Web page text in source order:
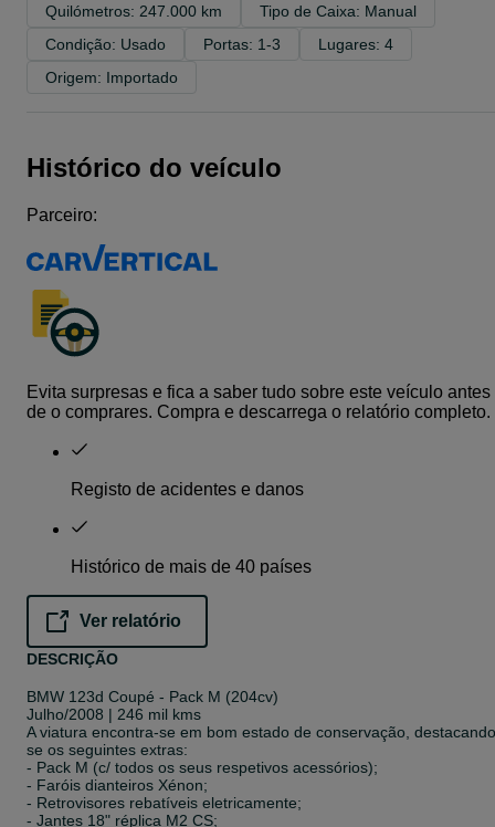
Quilómetros: 247.000 km
Tipo de Caixa: Manual
Condição: Usado
Portas: 1-3
Lugares: 4
Origem: Importado
Histórico do veículo
Parceiro:
Evita surpresas e fica a saber tudo sobre este veículo antes
de o comprares. Compra e descarrega o relatório completo.
Registo de acidentes e danos
Histórico de mais de 40 países
Ver relatório
opens in a new tab
DESCRIÇÃO
BMW 123d Coupé - Pack M (204cv)
Julho/2008 | 246 mil kms
A viatura encontra-se em bom estado de conservação,
se os seguintes extras:
- Pack M (c/ todos os seus respetivos acessórios);
- Faróis dianteiros Xénon;
- Retrovisores rebatíveis eletricamente;
- Jantes 18" réplica M2 CS;